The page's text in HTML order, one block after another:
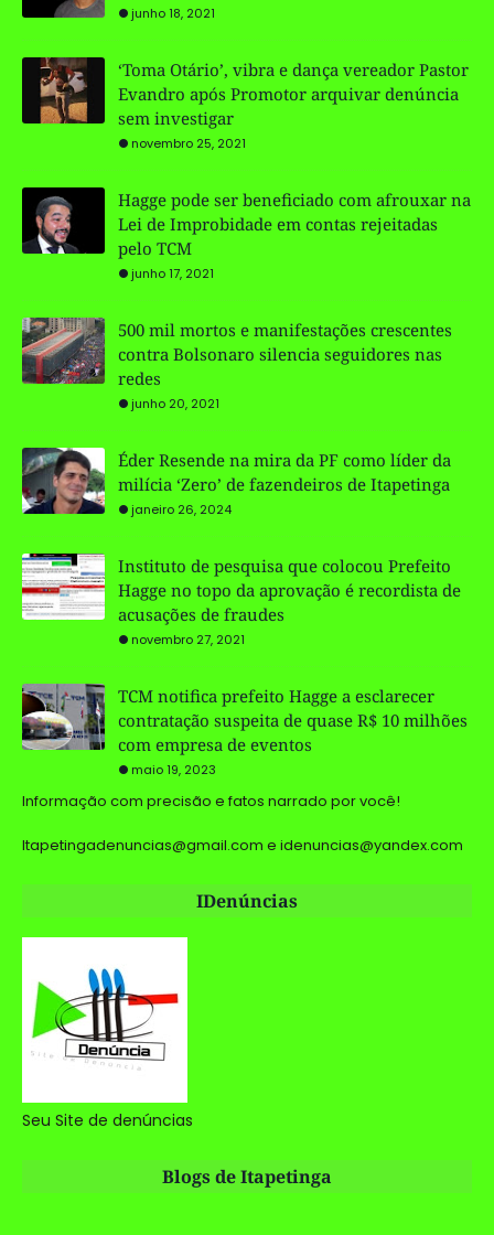
junho 18, 2021
‘Toma Otário’, vibra e dança vereador Pastor
Evandro após Promotor arquivar denúncia
sem investigar
novembro 25, 2021
Hagge pode ser beneficiado com afrouxar na
Lei de Improbidade em contas rejeitadas
pelo TCM
junho 17, 2021
500 mil mortos e manifestações crescentes
contra Bolsonaro silencia seguidores nas
redes
junho 20, 2021
Éder Resende na mira da PF como líder da
milícia ‘Zero’ de fazendeiros de Itapetinga
janeiro 26, 2024
Instituto de pesquisa que colocou Prefeito
Hagge no topo da aprovação é recordista de
acusações de fraudes
novembro 27, 2021
TCM notifica prefeito Hagge a esclarecer
contratação suspeita de quase R$ 10 milhões
com empresa de eventos
maio 19, 2023
Informação com precisão e fatos narrado por você!
Itapetingadenuncias@gmail.com e idenuncias@yandex.com
IDenúncias
Seu Site de denúncias
Blogs de Itapetinga